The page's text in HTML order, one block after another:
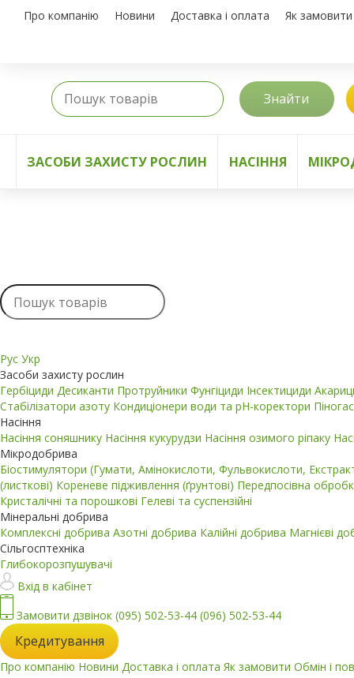
Про компанію Новини Доставка і оплата Як замовити
Знайти
ЗАСОБИ ЗАХИСТУ РОСЛИН НАСІННЯ
Рус Укр
Засоби захисту рослин
Гербіциди Десиканти Протруйники Фунгіциди Інсектициди
Стабілізатори азоту Кондиціонери води та pH-коректори
Насіння
Насіння соняшнику Насіння кукурудзи Насіння озимого ріпаку
Мікродобрива
Біостимулятори (Гумати, Амінокислоти, Фульвокислоти,
(листкові) Кореневе підживлення (ґрунтові) Передпосівна
Кристалічні та порошкові Гелеві та суспензійні
Мінеральні добрива
Комплексні добрива Азотні добрива Калійні добрива Магнієві
Сільгосптехніка
Глибокорозпушувачі
Вхід в кабінет
Замовити дзвінок (095) 502-53-44 (096) 502-53-44
Кредитування
Про компанію Новини Доставка і оплата Як замовити Обмін і